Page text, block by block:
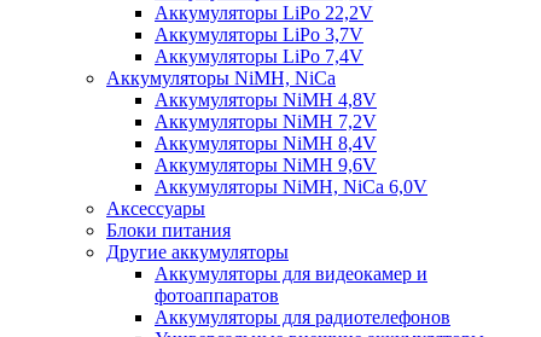
Аккумуляторы LiPo 22,2V
Аккумуляторы LiPo 3,7V
Аккумуляторы LiPo 7,4V
Аккумуляторы NiMH, NiCa
Аккумуляторы NiMH 4,8V
Аккумуляторы NiMH 7,2V
Аккумуляторы NiMH 8,4V
Аккумуляторы NiMH 9,6V
Аккумуляторы NiMH, NiCa 6,0V
Аксессуары
Блоки питания
Другие аккумуляторы
Аккумуляторы для видеокамер и
фотоаппаратов
Аккумуляторы для радиотелефонов